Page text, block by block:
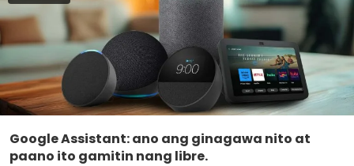
Google Assistant: ano ang ginagawa nito at
paano ito gamitin nang libre.